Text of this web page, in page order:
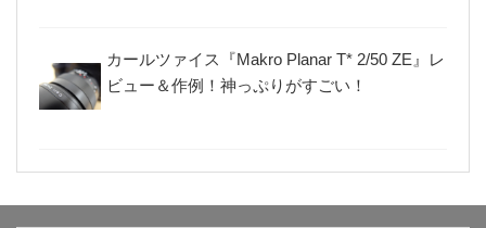
カールツァイス『Makro Planar T* 2/50 ZE』レ
ビュー＆作例！神っぷりがすごい！